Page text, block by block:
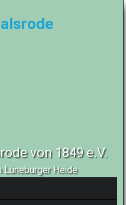
von 1849 e.V.
Lüneburger Heide